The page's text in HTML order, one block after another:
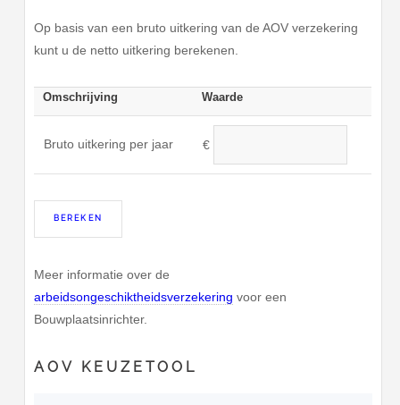
Op basis van een bruto uitkering van de AOV verzekering
kunt u de netto uitkering berekenen.
Omschrijving Waarde
Bruto uitkering per jaar €
Meer informatie over de
arbeidsongeschiktheidsverzekering voor een
Bouwplaatsinrichter.
AOV KEUZETOOL